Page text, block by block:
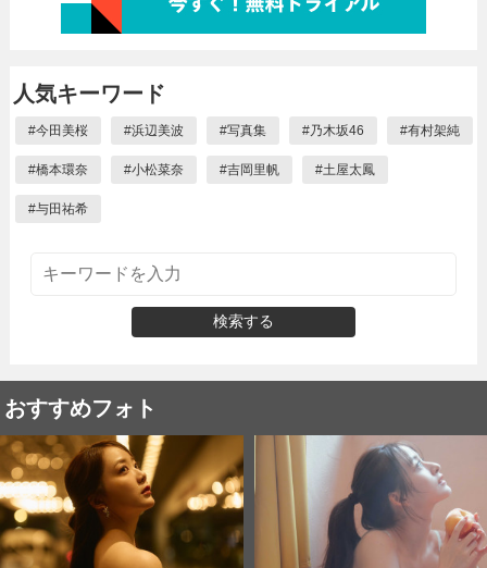
人気キーワード
#今田美桜 #浜辺美波 #写真集 #乃木坂46 #有村架純
#橋本環奈 #小松菜奈 #吉岡里帆 #土屋太鳳
#与田祐希
検索する
おすすめフォト